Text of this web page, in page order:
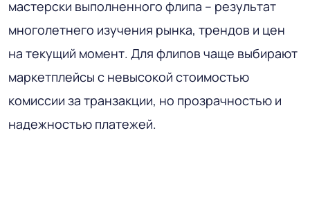
мастерски выполненного флипа – результат
многолетнего изучения рынка, трендов и цен
на текущий момент. Для флипов чаще выбирают
маркетплейсы с невысокой стоимостью
комиссии за транзакции, но прозрачностью и
надежностью платежей.